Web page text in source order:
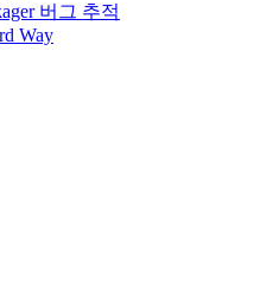
버그 추적
Way